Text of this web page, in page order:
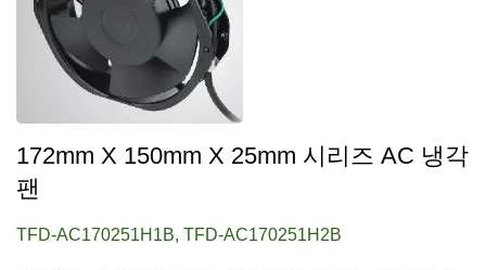
172mm X 150mm X 25mm 시리즈 AC 냉각
팬
TFD-AC170251H1B, TFD-AC170251H2B